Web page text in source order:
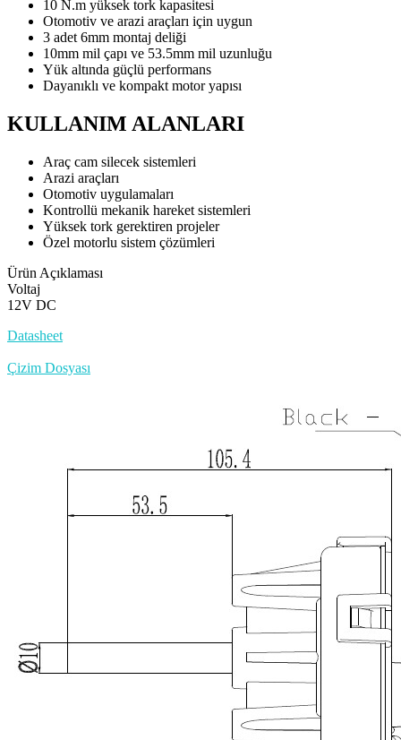
10 N.m yüksek tork kapasitesi
Otomotiv ve arazi araçları için uygun
3 adet 6mm montaj deliği
10mm mil çapı ve 53.5mm mil uzunluğu
Yük altında güçlü performans
Dayanıklı ve kompakt motor yapısı
KULLANIM ALANLARI
Araç cam silecek sistemleri
Arazi araçları
Otomotiv uygulamaları
Kontrollü mekanik hareket sistemleri
Yüksek tork gerektiren projeler
Özel motorlu sistem çözümleri
Ürün Açıklaması
Voltaj
12V DC
Datasheet
Çizim Dosyası